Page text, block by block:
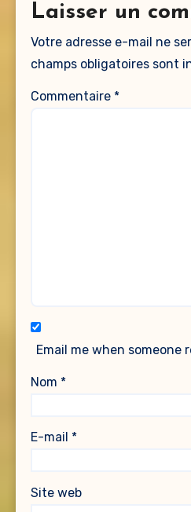
Laisser un
Votre adresse e-mail ne
champs obligatoires sont
Commentaire *
Email me when someone
Nom *
E-mail *
Site web